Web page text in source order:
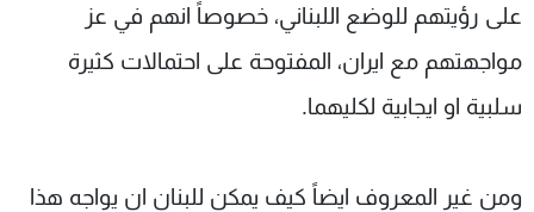
على رؤيتهم للوضع اللبناني، خصوصاً انهم في عز
مواجهتهم مع ايران، المفتوحة على احتمالات كثيرة
سلبية او ايجابية لكليهما.
ومن غير المعروف ايضاً كيف يمكن للبنان ان يواجه هذا